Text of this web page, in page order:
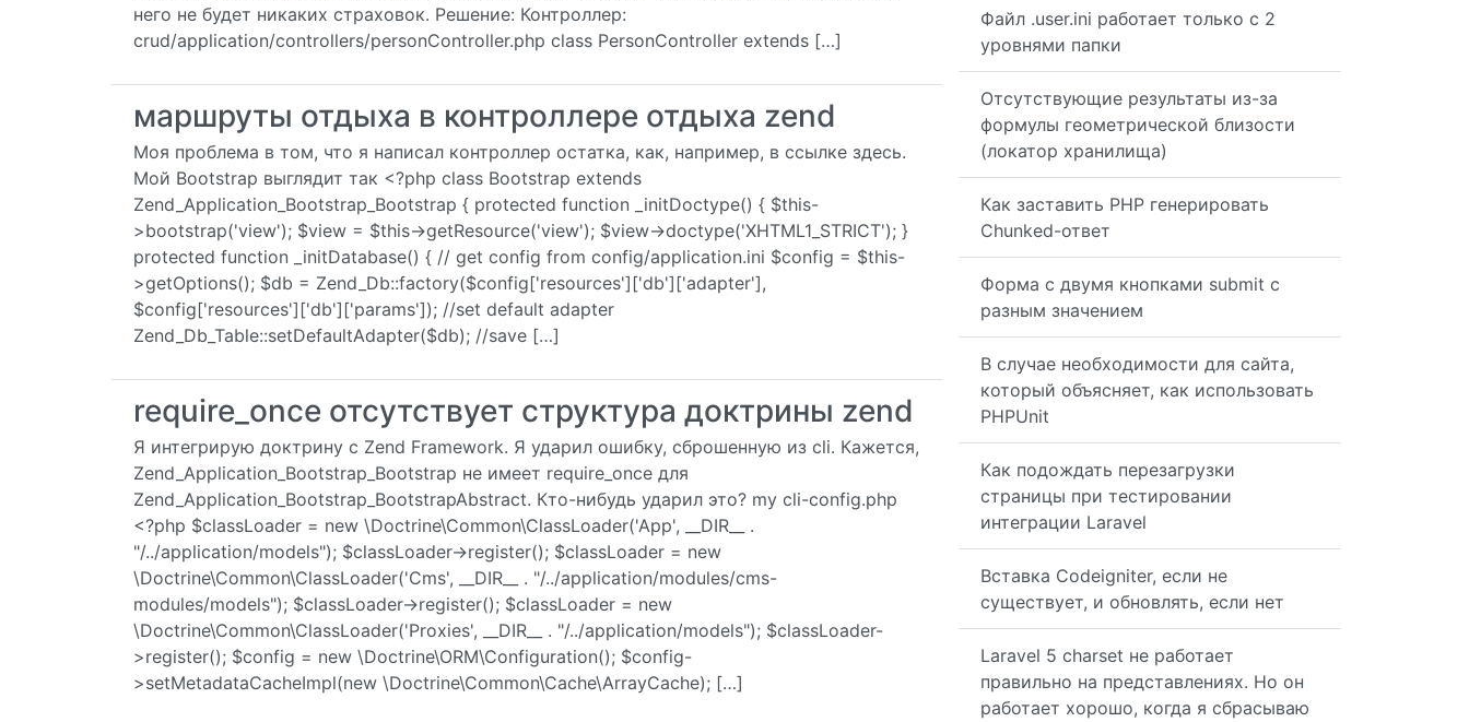
него не будет никаких страховок. Решение: Контроллер:
crud/application/controllers/personController.php class PersonController extends […]
маршруты отдыха в контроллере отдыха zend
Моя проблема в том, что я написал контроллер остатка, как, например, в ссылке здесь.
Мой Bootstrap выглядит так <?php class Bootstrap extends
Zend_Application_Bootstrap_Bootstrap { protected function _initDoctype() { $this-
>bootstrap('view'); $view = $this->getResource('view'); $view->doctype('XHTML1_STRICT'); }
protected function _initDatabase() { // get config from config/application.ini $config = $this-
>getOptions(); $db = Zend_Db::factory($config['resources']['db']['adapter'],
$config['resources']['db']['params']); //set default adapter
Zend_Db_Table::setDefaultAdapter($db); //save […]
require_once отсутствует структура доктрины zend
Я интегрирую доктрину с Zend Framework. Я ударил ошибку, сброшенную из cli. Кажется,
Zend_Application_Bootstrap_Bootstrap не имеет require_once для
Zend_Application_Bootstrap_BootstrapAbstract. Кто-нибудь ударил это? my cli-config.php
<?php $classLoader = new \Doctrine\Common\ClassLoader('App', __DIR__ .
"/../application/models"); $classLoader->register(); $classLoader = new
\Doctrine\Common\ClassLoader('Cms', __DIR__ . "/../application/modules/cms-
modules/models"); $classLoader->register(); $classLoader = new
\Doctrine\Common\ClassLoader('Proxies', __DIR__ . "/../application/models"); $classLoader-
>register(); $config = new \Doctrine\ORM\Configuration(); $config-
>setMetadataCacheImpl(new \Doctrine\Common\Cache\ArrayCache); […]
Файл .user.ini работает только с 2
уровнями папки
Отсутствующие результаты из-за
формулы геометрической близости
(локатор хранилища)
Как заставить PHP генерировать
Chunked-ответ
Форма с двумя кнопками submit с
разным значением
В случае необходимости для сайта,
который объясняет, как использовать
PHPUnit
Как подождать перезагрузки
страницы при тестировании
интеграции Laravel
Вставка Codeigniter, если не
существует, и обновлять, если нет
Laravel 5 charset не работает
правильно на представлениях. Но он
работает хорошо, когда я сбрасываю